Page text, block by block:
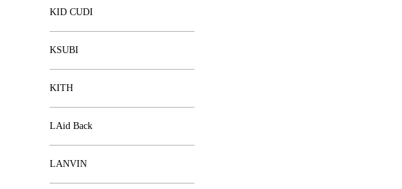
KID CUDI
KSUBI
KITH
LAid Back
LANVIN